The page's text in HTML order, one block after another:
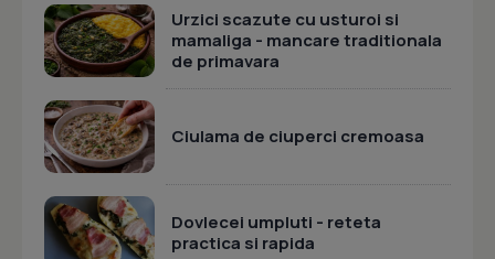
Urzici scazute cu usturoi si
mamaliga - mancare traditionala
de primavara
Ciulama de ciuperci cremoasa
Dovlecei umpluti - reteta
practica si rapida